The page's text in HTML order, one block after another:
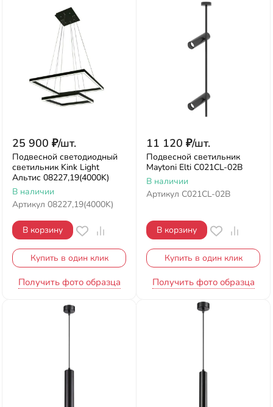
25 900 ₽/шт.
Подвесной светодиодный
светильник Kink Light
Альтис 08227,19(4000K)
В наличии
Артикул 08227,19(4000K)
В корзину
Купить в один клик
Получить фото образца
11 120 ₽/шт.
Подвесной светильник
Maytoni Elti C021CL-02B
В наличии
Артикул C021CL-02B
В корзину
Купить в один клик
Получить фото образца